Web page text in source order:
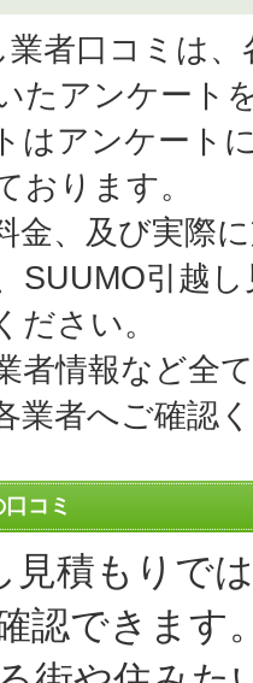
者口コミは
たアンケート
はアンケート
おります。
金、及び実際
SUUMO引越
ださい。
者情報など全
業者へご確認
コミ
見積もりで
認できます